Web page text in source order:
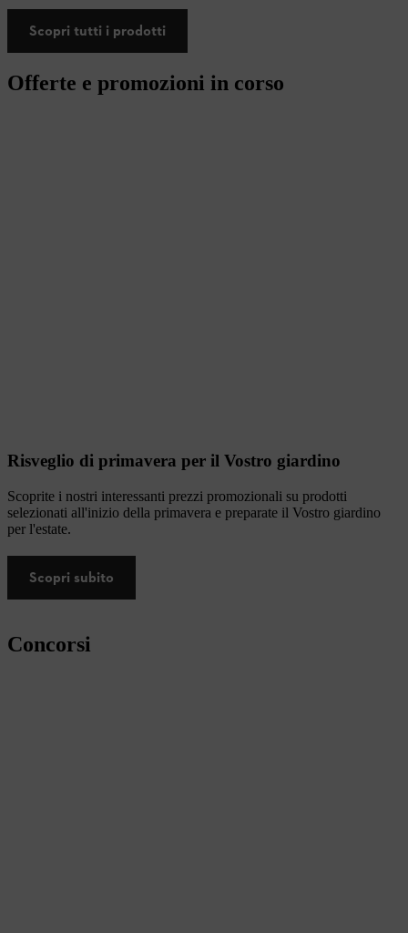
Scopri tutti i prodotti
Offerte e promozioni in corso
Risveglio di primavera per il Vostro giardino
Scoprite i nostri interessanti prezzi promozionali su prodotti
selezionati all'inizio della primavera e preparate il Vostro giardino
per l'estate.
Scopri subito
Concorsi